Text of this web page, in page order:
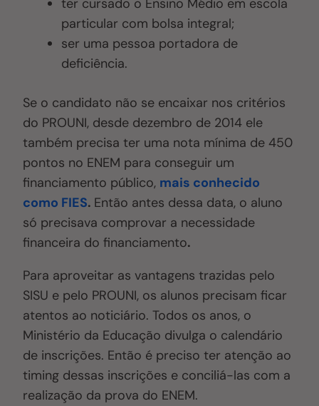
particular com bolsa integral;
ser uma pessoa portadora de
deficiência.
Se o candidato não se encaixar nos critérios
do PROUNI, desde dezembro de 2014 ele
também precisa ter uma nota mínima de 450
pontos no ENEM para conseguir um
financiamento público, mais conhecido
como FIES. Então antes dessa data, o aluno
só precisava comprovar a necessidade
financeira do financiamento.
Para aproveitar as vantagens trazidas pelo
SISU e pelo PROUNI, os alunos precisam ficar
atentos ao noticiário. Todos os anos, o
Ministério da Educação divulga o calendário
de inscrições. Então é preciso ter atenção ao
timing dessas inscrições e conciliá-las com a
realização da prova do ENEM.